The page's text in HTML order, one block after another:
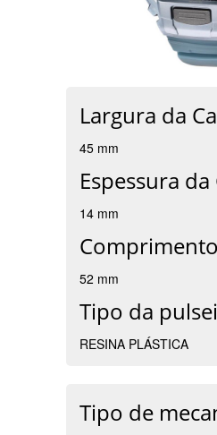
Largura da
45 mm
Espessura da
14 mm
52 mm
Tipo da
RESINA PLÁSTICA
Tipo de